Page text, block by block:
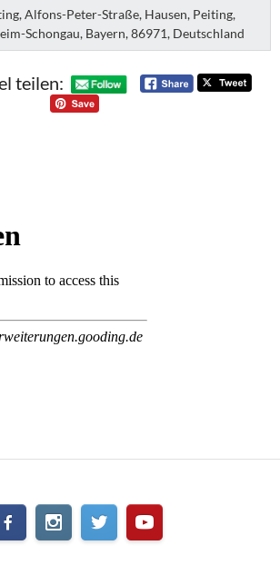
Alfons-Peter-Straße, Hausen, Peiting,
Schongau, Bayern, 86971, Deutschland
teilen: